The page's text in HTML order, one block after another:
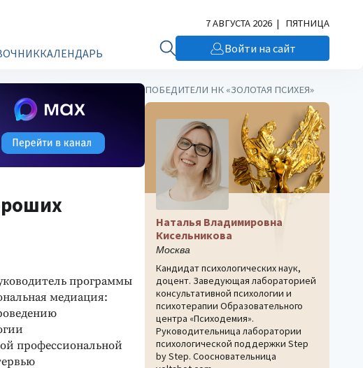
КАЛЕНДАРЬ
7 АВГУСТА 2026 | ПЯТНИЦА
Войти на сайт
программы
медиация:
профессиональной
ПОБЕДИТЕЛИ НК «ЗОЛОТАЯ ПСИХЕЯ»
Наталья Владимировна
Кисельникова
Москва
Кандидат психологических наук,
доцент. Заведующая лабораторией
консультативной психологии и
психотерапии Образовательного
центра «Психодемия».
Руководительница лаборатории
психологической поддержки Step
by Step. Соосновательница